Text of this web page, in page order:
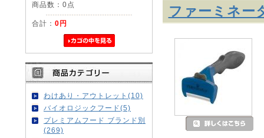
商品数：0点
合計： 0円
わけあり・アウトレット(10)
バイオロジックフード(5)
プレミアムフード ブランド別
(269)
ファーミネー